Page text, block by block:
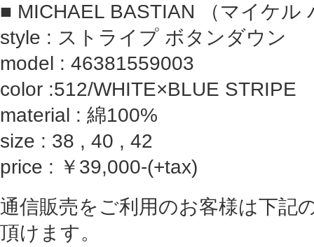
■ MICHAEL BASTIAN （マイケル
style : ストライプ ボタンダウン
model : 46381559003
color :512/WHITE×BLUE STRIPE
material : 綿100%
size : 38 , 40 , 42
price : ￥39,000-(+tax)
通信販売をご利用のお客様は下記
頂けます。